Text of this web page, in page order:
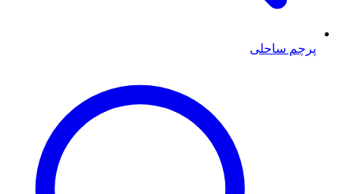
پرچم ساحلی